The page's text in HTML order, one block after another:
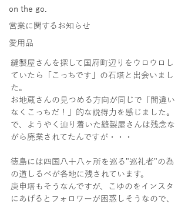
on the go.
営業に関するお知らせ
愛用品
縫製屋さんを探して国府町辺りをウロウロし
ていたら「こっちです」の石塔と出会いまし
た。
お地蔵さんの見つめる方向が同じで「間違い
なくこっちだ！」的な説得力を感じました。
で、ようやく辿り着いた縫製屋さんは残念な
がら廃業されてたんですが・・・
徳島には四国八十八ヶ所を巡る"巡礼者"の為
の道しるべが各地に残されています。
庚申塔もそうなんですが、こゆのをインスタ
にあげるとフォロワーが困惑しそうなので、